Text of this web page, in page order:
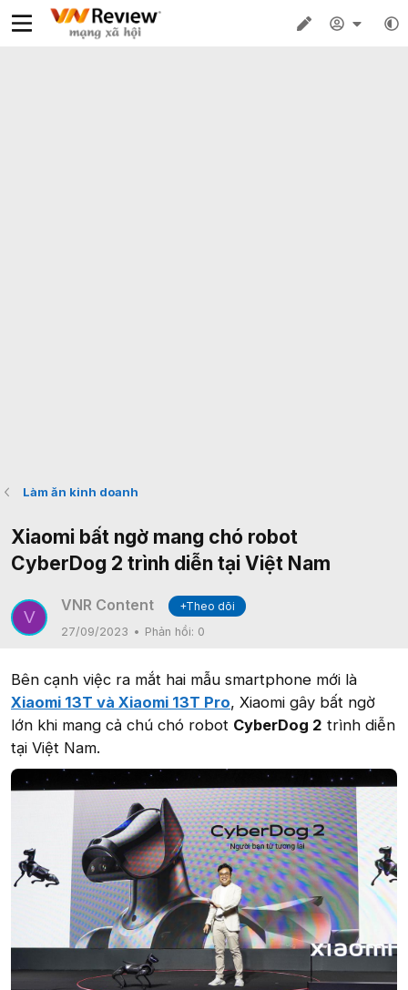
Làm ăn kinh doanh
Xiaomi bất ngờ mang chó robot
CyberDog 2 trình diễn tại Việt Nam
V
VNR Content
+Theo dõi
27/09/2023
Phản hồi: 0
Bên cạnh việc ra mắt hai mẫu smartphone mới là
Xiaomi 13T và Xiaomi 13T Pro, Xiaomi gây bất ngờ
lớn khi mang cả chú chó robot CyberDog 2 trình diễn
tại Việt Nam.